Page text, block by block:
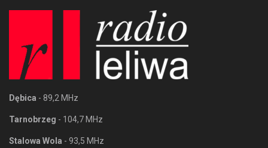
Dębica - 89,2 MHz
Tarnobrzeg - 104,7 MHz
Stalowa Wola - 93,5 MHz